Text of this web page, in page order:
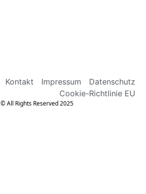
Kontakt Impressum
Datenschutz
Cookie-Richtlinie EU
© All Rights Reserved 2025